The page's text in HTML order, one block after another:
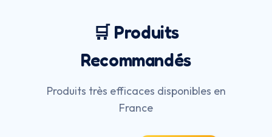
🛒 Produits
Recommandés
Produits très efficaces disponibles en
France